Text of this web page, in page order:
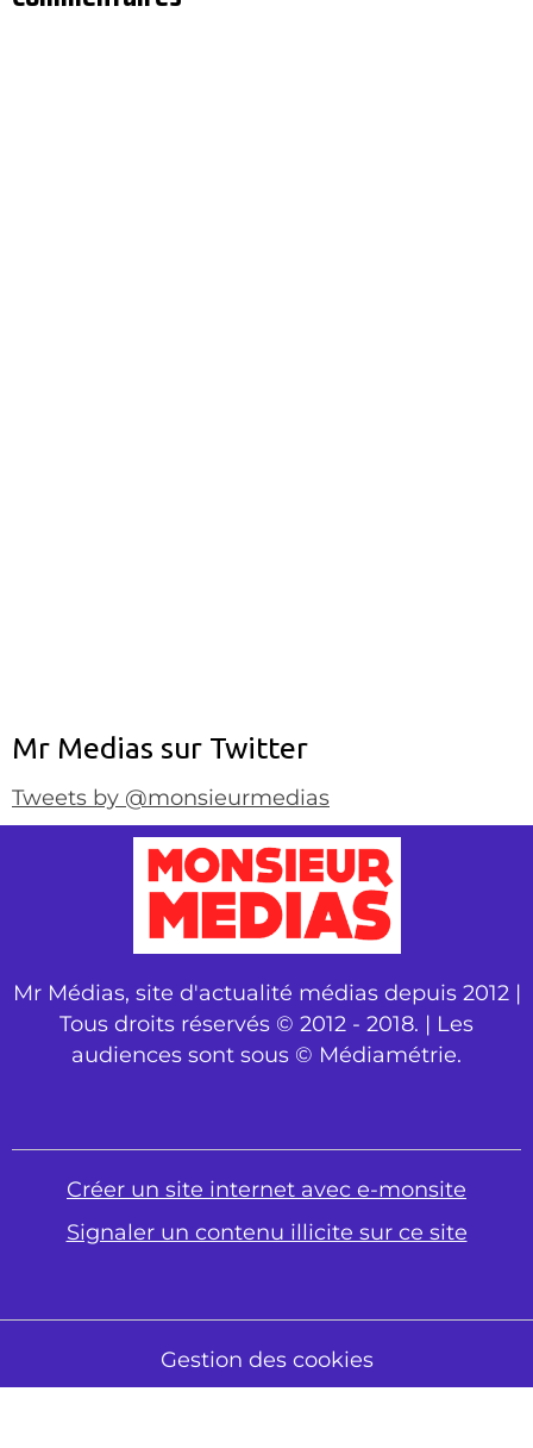
Mr Medias sur Twitter
Tweets by @monsieurmedias
Mr Médias, site d'actualité médias depuis 2012 |
Tous droits réservés © 2012 - 2018. | Les
audiences sont sous © Médiamétrie.
Créer un site internet avec e-monsite
Signaler un contenu illicite sur ce site
Gestion des cookies